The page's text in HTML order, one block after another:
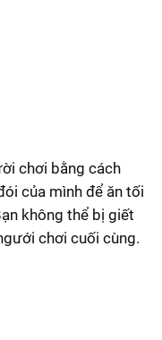
chơi bằng cách
của mình để ăn tối
không thể bị giết
chơi cuối cùng.